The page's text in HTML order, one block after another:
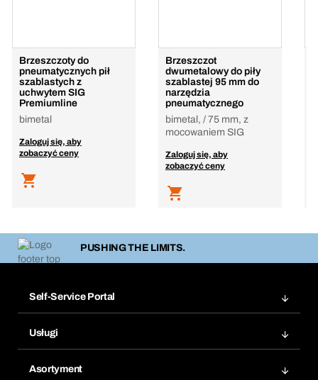
Brzeszczoty do
pneumatycznych pił
szablastych z
uchwytem SIG
Premiumline
bimetal
Zaloguj się, aby
zobaczyć ceny
Brzeszczot
dwumetalowy do piły
szablastej 95 mm do
narzędzia
pneumatycznego
bimetal, / 75 mm, z
mocowaniem SIG
Zaloguj się, aby
zobaczyć ceny
PUSHING THE LIMITS.
Self-Service Portal
Ponowne zamówienie
Usługi
Asortyment